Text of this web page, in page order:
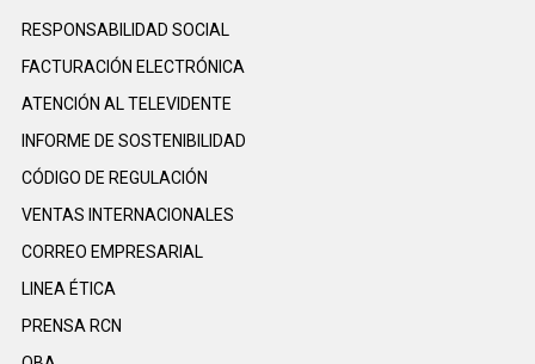
RESPONSABILIDAD SOCIAL
FACTURACIÓN ELECTRÓNICA
ATENCIÓN AL TELEVIDENTE
INFORME DE SOSTENIBILIDAD
CÓDIGO DE REGULACIÓN
VENTAS INTERNACIONALES
CORREO EMPRESARIAL
LINEA ÉTICA
PRENSA RCN